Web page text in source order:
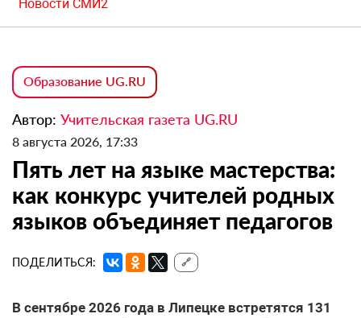
Новости СМИ2
Образование UG.RU
Автор: Учительская газета UG.RU
8 августа 2026, 17:33
Пять лет на языке мастерства:
как конкурс учителей родных
языков объединяет педагогов
ПОДЕЛИТЬСЯ: 🔗
В сентябре 2026 года в Липецке встретятся 131